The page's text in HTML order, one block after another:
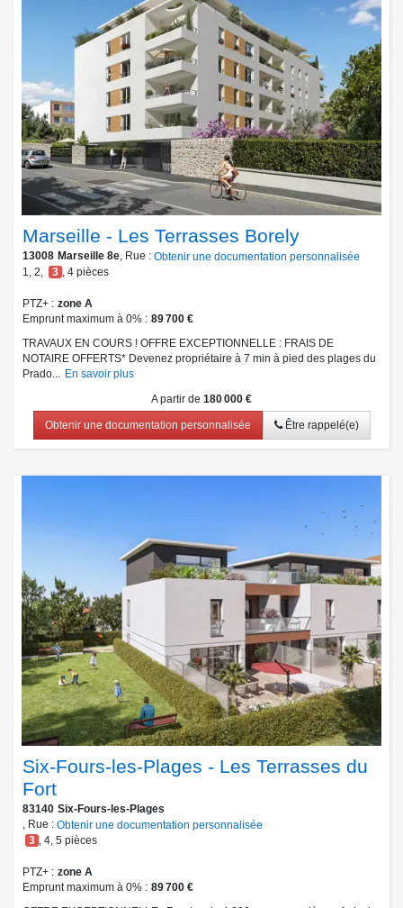
Marseille - Les Terrasses Borely
13008 Marseille 8e, Rue : Obtenir une documentation personnalisée
1, 2, 3 , 4 pièces
PTZ+
zone A
Emprunt maximum à 0%
89 700 €
TRAVAUX EN COURS ! OFFRE EXCEPTIONNELLE : FRAIS DE
NOTAIRE OFFERTS* Devenez propriétaire à 7 min à pied des plages du
Prado... En savoir plus
A partir de 180 000 €
Obtenir une documentation personnalisée Être rappelé(e)
Six-Fours-les-Plages - Les Terrasses du
Fort
83140 Six-Fours-les-Plages
, Rue : Obtenir une documentation personnalisée
3 , 4, 5 pièces
PTZ+
zone A
Emprunt maximum à 0%
89 700 €